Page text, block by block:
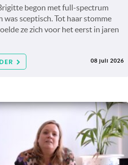
begon met full-spectrum
was sceptisch. Tot haar stomme
ze zich voor het eerst in jaren
08 juli 2026